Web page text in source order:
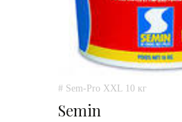
# Sem-Pro XXL 10 кг
Semin